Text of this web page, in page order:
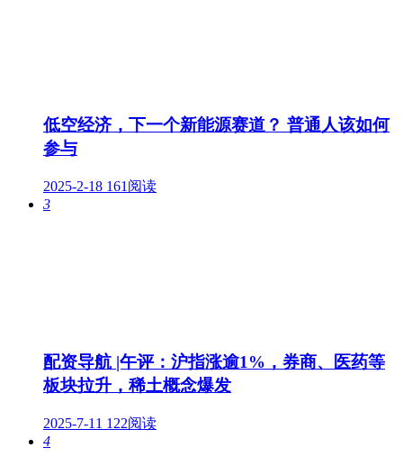
低空经济，下一个新能源赛道？ 普通人该如何
参与
2025-2-18 161阅读
3
配资导航 |午评：沪指涨逾1%，券商、医药等
板块拉升，稀土概念爆发
2025-7-11 122阅读
4